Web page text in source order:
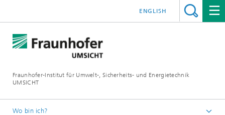
Fraunhofer-Institut für Umwelt-, Sicherheits- und Energietechnik
UMSICHT
ENGLISH
Wo bin ich?